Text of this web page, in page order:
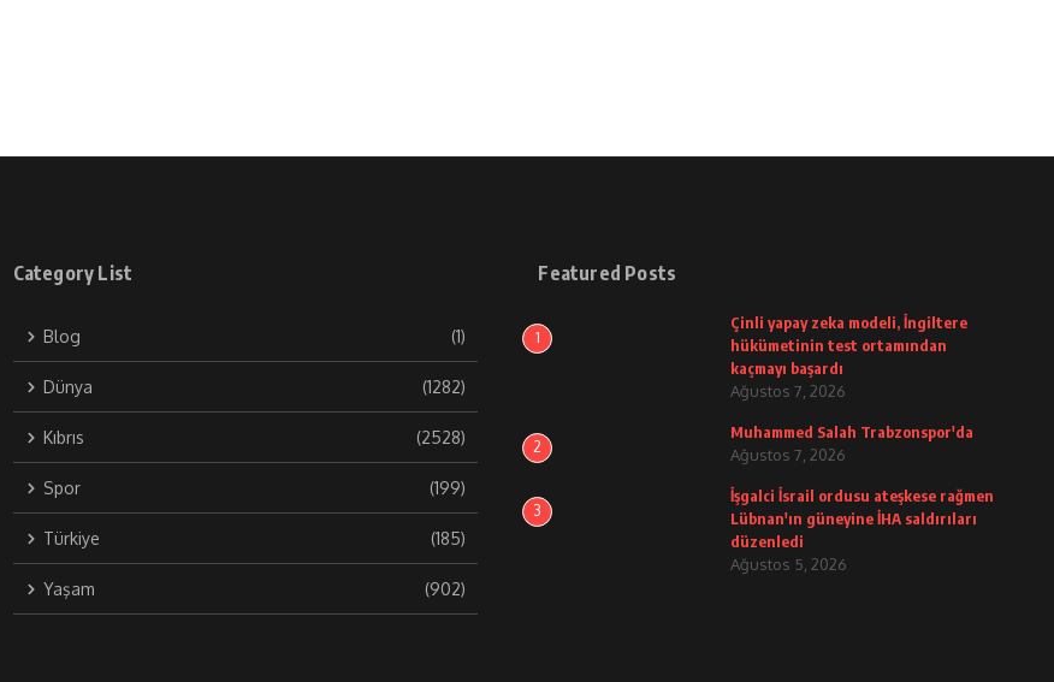
Category List
Blog (1)
Dünya (1282)
Kıbrıs (2528)
Spor (199)
Türkiye (185)
Yaşam (902)
Featured Posts
1
Çinli yapay zeka modeli, İngiltere
hükümetinin test ortamından
kaçmayı başardı
Ağustos 7, 2026
2
Muhammed Salah Trabzonspor'da
Ağustos 7, 2026
3
İşgalci İsrail ordusu ateşkese rağmen
Lübnan'ın güneyine İHA saldırıları
düzenledi
Ağustos 5, 2026